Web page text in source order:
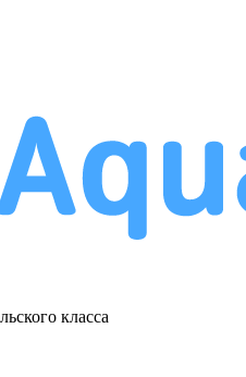
класса